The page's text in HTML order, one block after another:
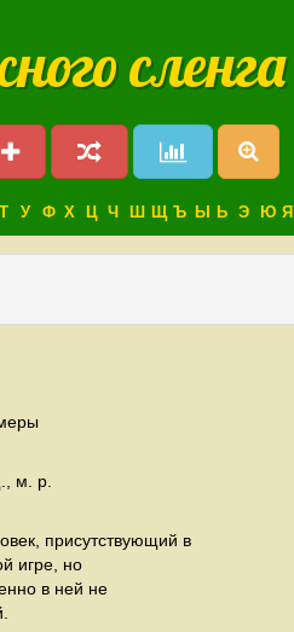
сленга
Т У Ф Х Ц Ч Ш Щ Ъ Ы Ь Э Ю Я
м. р.
присутствующий в
игре, но
в ней не